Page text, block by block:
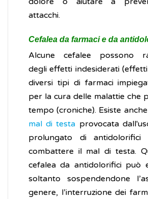
attacchi.
Cefalea da farmaci e da
Alcune cefalee possono
degli effetti indesiderati
diversi tipi di farmaci
per la cura delle malattie che
tempo (croniche). Esiste
mal di testa provocata
prolungato di antidolorifici
combattere il mal di testa.
cefalea da antidolorifici può
soltanto sospendendone
genere, l’interruzione dei